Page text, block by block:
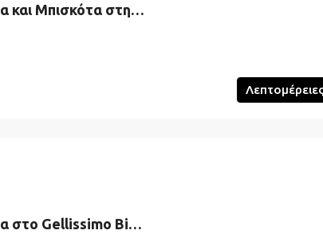
Pancakes με Σοκολάτα και Μπισκότα στην Αθήνα
Pancakes με Σοκολάτα στο Gellissimo Biscoto στη Θεσσαλονίκη